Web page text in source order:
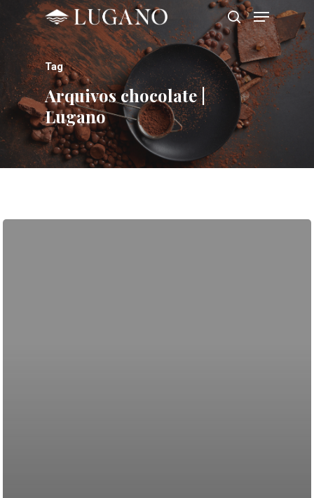
Hit enter to search or ESC to close
Tag
Arquivos chocolate |
Lugano